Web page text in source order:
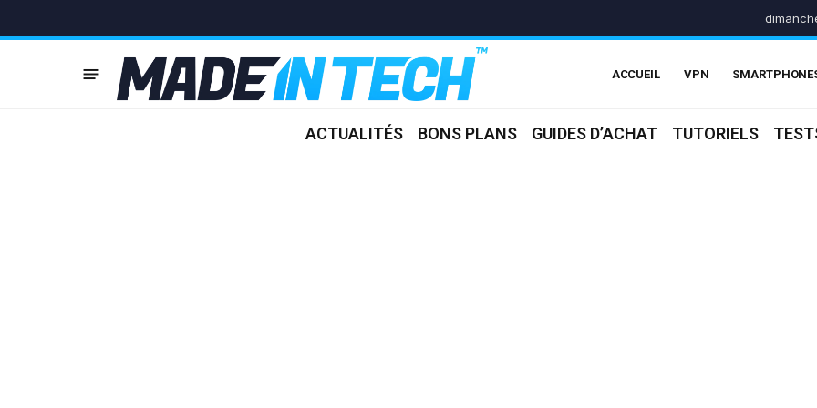
ACCUEIL VPN
ACTUALITÉS BONS PLANS GUIDES D’ACHAT TUTORIELS